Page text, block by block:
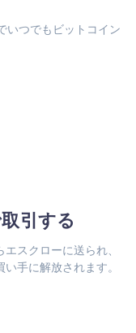
いつでもビットコイン
引する
スクローに送られ、
手に解放されます。